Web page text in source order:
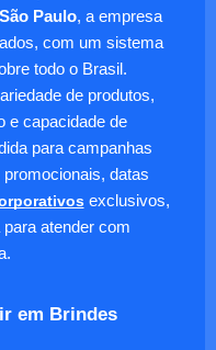
Paulo, a empresa
com um sistema
todo o Brasil.
de produtos,
e capacidade de
para campanhas
datas
exclusivos,
atender com
em Brindes